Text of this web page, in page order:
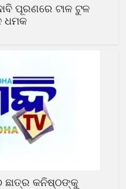
ପୂରଣରେ ଟାଳ ଟୁଳ
ଧମକ
ଛାତ୍ର କନିଷ୍ଠଙ୍କୁ